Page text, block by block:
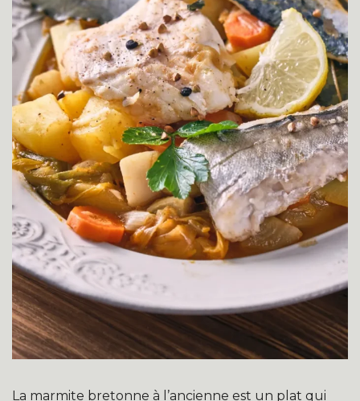
La marmite bretonne à l’ancienne est un plat qui